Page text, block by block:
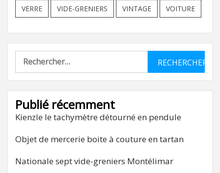
VERRE VIDE-GRENIERS VINTAGE VOITURE
Rechercher :
Publié récemment
Kienzle le tachymètre détourné en pendule
Objet de mercerie boite à couture en tartan
Nationale sept vide-greniers Montélimar